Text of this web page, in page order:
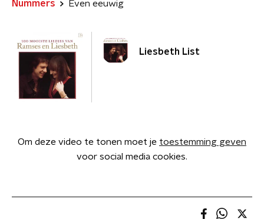
Nummers Even eeuwig
Liesbeth List
Om deze video te tonen moet je toestemming geven
voor social media cookies.